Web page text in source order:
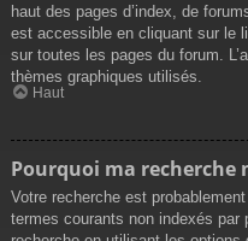
haut des pages d’index, de
est accessible en cliquant sur le
sur toutes les pages du forum.
thèmes graphiques utilisés.
Haut
Pourquoi ma recherche
Votre recherche est
termes courants non indexés